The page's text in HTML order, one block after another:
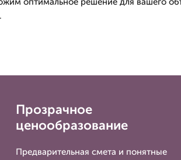
Прозрачное
ценообразование
Предварительная смета и понятные